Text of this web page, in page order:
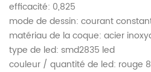
efficacité: 0,825
mode de dessin: courant
matériau de la coque: acier
type de led: smd2835 led
couleur / quantité de led: rouge